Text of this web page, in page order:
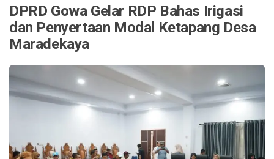
DPRD Gowa Gelar RDP Bahas Irigasi
dan Penyertaan Modal Ketapang Desa
Maradekaya